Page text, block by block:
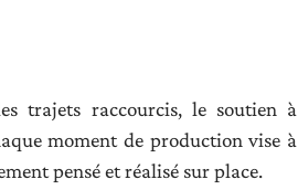
trajets raccourcis, le soutien à
moment de production vise à
pensé et réalisé sur place.